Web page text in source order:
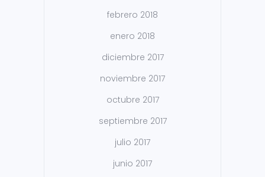
febrero 2018
enero 2018
diciembre 2017
noviembre 2017
octubre 2017
septiembre 2017
julio 2017
junio 2017